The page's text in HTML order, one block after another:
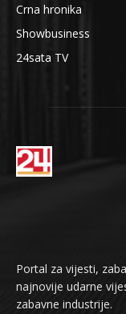
Crna hronika
Showbusiness
24sata TV
Portal za vijesti,
najnovije udarne
zabavne industrije.